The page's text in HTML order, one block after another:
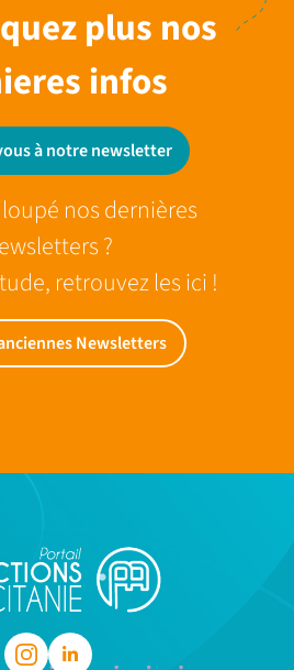
plus nos
infos
à notre newsletter
nos dernières
?
retrouvez les ici !
Newsletters